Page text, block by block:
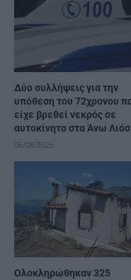
Δύο συλλήψεις για την
υπόθεση του 72χρονου
είχε βρεθεί νεκρός σε
αυτοκίνητο στα Άνω
06/08/2026
Ολοκληρώθηκαν 325